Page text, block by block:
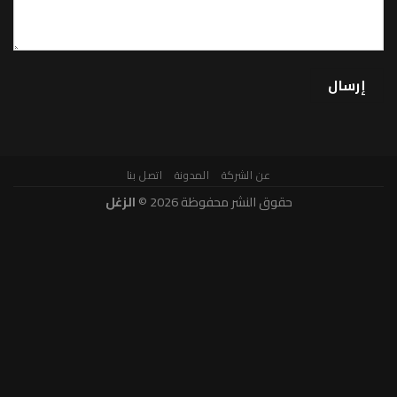
المدونة اتصل بنا
حقوق النشر محفوظة 2026 © الزغل